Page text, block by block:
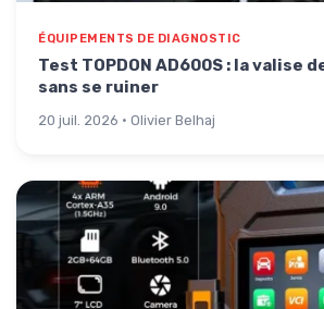
ÉQUIPEMENTS DE DIAGNOSTIC
Test TOPDON AD600S : la valise
sans se ruiner
20 juil. 2026 · Olivier Belhaj